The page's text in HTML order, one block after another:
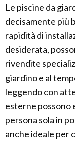
Le piscine da
decisamente più
rapidità di
desiderata,
rivendite
giardino e al
leggendo con
esterne possono
persona sola in
anche ideale per